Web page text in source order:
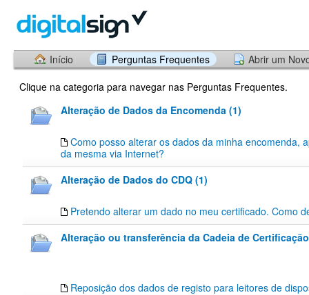
Início Perguntas Frequentes
Abrir um
Clique na categoria para navegar nas Perguntas Frequentes.
Alteração de Dados da Encomenda (1)
Como posso alterar os dados da minha encomenda,
da mesma via Internet?
Alteração de Dados do CDQ (1)
Pretendo alterar um dado no meu certificado. Como
Alteração ou transferência da Cadeia de
Reposição dos dados de registo para leitores de